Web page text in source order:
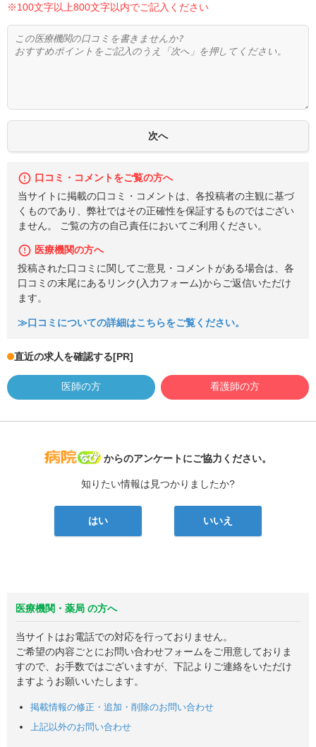
※100文字以上800文字以内でご記入ください
口コミ・コメントをご覧の方へ
当サイトに掲載の口コミ・コメントは、各投稿者の主観に基づ
くものであり、弊社ではその正確性を保証するものではござい
ません。 ご覧の方の自己責任においてご利用ください。
医療機関の方へ
投稿された口コミに関してご意見・コメントがある場合は、各
口コミの末尾にあるリンク(入力フォーム)からご返信いただけ
ます。
≫口コミについての詳細はこちらをご覧ください。
直近の求人を確認する[PR]
医師の方 看護師の方
病院なび
からのアンケートにご協力ください。
知りたい情報は見つかりましたか?
はい いいえ
医療機関・薬局 の方へ
当サイトはお電話での対応を行っておりません。
ご希望の内容ごとにお問い合わせフォームをご用意しておりま
すので、お手数ではございますが、下記よりご連絡をいただけ
ますようお願いいたします。
掲載情報の修正・追加・削除のお問い合わせ
上記以外のお問い合わせ